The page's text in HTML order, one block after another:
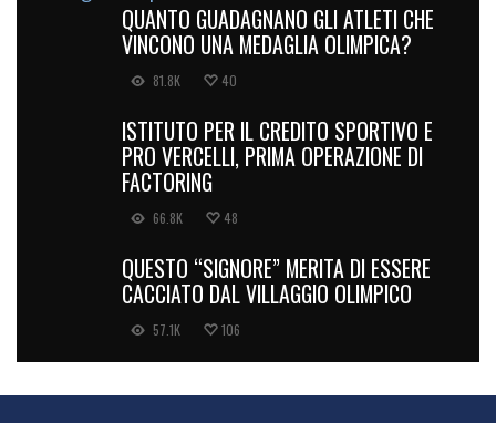
QUANTO GUADAGNANO GLI ATLETI CHE
VINCONO UNA MEDAGLIA OLIMPICA?
81.8K 40
ISTITUTO PER IL CREDITO SPORTIVO E
PRO VERCELLI, PRIMA OPERAZIONE DI
FACTORING
66.8K 48
QUESTO “SIGNORE” MERITA DI ESSERE
CACCIATO DAL VILLAGGIO OLIMPICO
57.1K 106